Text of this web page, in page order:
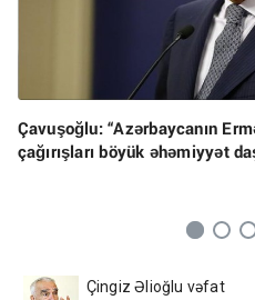
Çavuşoğlu: “Azərbaycanın
çağırışları böyük əhəmiyyət
Çingiz Əlioğlu vəfat